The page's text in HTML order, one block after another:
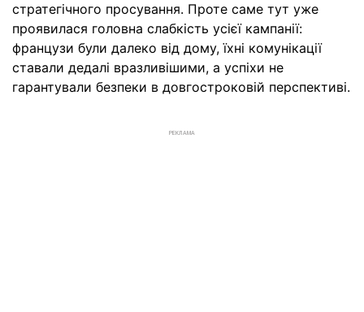
стратегічного просування. Проте саме тут уже
проявилася головна слабкість усієї кампанії:
французи були далеко від дому, їхні комунікації
ставали дедалі вразливішими, а успіхи не
гарантували безпеки в довгостроковій перспективі.
РЕКЛАМА